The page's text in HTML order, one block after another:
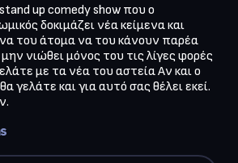
up comedy show που ο
δοκιμάζει νέα κείμενα και
του άτομα να του κάνουν παρέα
νιώθει μόνος του τις λίγες φορές
με τα νέα του αστεία Αν και ο
γελάτε και για αυτό σας θέλει εκεί.